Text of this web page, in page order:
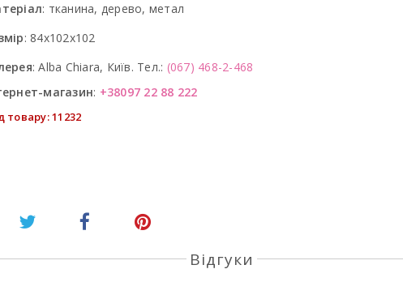
: тканина, дерево, метал
: 84x102x102
:Alba Chiara, Київ. Тел.: (067) 468-2-468
магазин: +38097 22 88 222
товару: 11232
Відгуки